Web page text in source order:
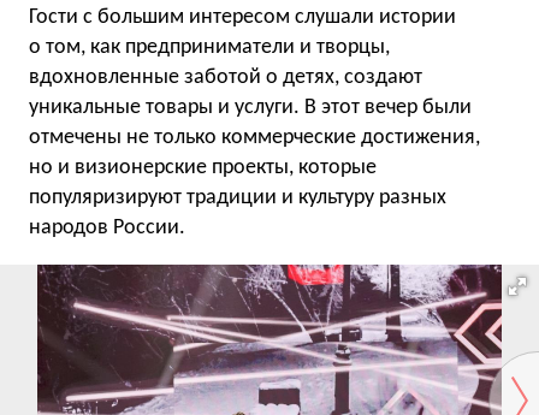
Гости с большим интересом слушали истории
о том, как предприниматели и творцы,
вдохновленные заботой о детях, создают
уникальные товары и услуги. В этот вечер были
отмечены не только коммерческие достижения,
но и визионерские проекты, которые
популяризируют традиции и культуру разных
народов России.